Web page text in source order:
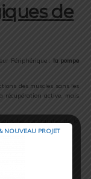
de
Périphérique :
la pompe
des muscles sans les
récupération active, mais
sans les contraintes de la
NOUVEAU PROJET